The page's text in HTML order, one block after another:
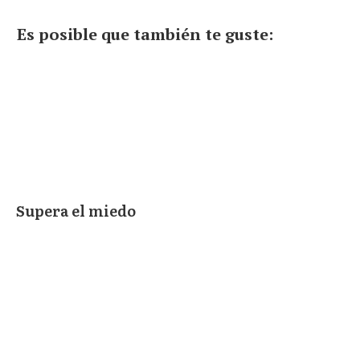
Es posible que también te guste:
Supera el miedo